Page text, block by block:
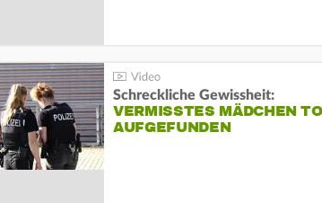
Schreckliche Gewissheit:
VERMISSTES MÄDCHEN
AUFGEFUNDEN